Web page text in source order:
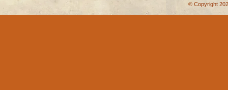
© Copyright